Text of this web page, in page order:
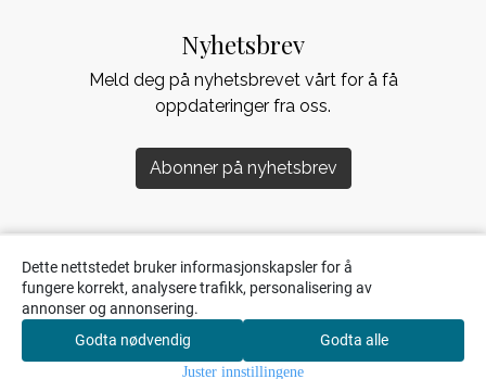
Dette nettstedet bruker informasjonskapsler for å
fungere korrekt, analysere trafikk, personalisering av
annonser og annonsering.
Godta nødvendig
Godta alle
Juster innstillingene
Nyhetsbrev
Meld deg på nyhetsbrevet vårt for å få
oppdateringer fra oss.
Abonner på nyhetsbrev